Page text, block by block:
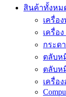
สินค้าทั้งหม
เครื่อง
เครื่อง
กระด
ตลับห
ตลับห
เครื่อ